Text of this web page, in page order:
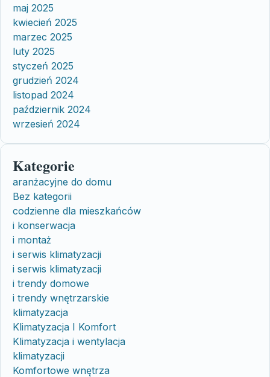
maj 2025
kwiecień 2025
marzec 2025
luty 2025
styczeń 2025
grudzień 2024
listopad 2024
październik 2024
wrzesień 2024
Kategorie
aranżacyjne do domu
Bez kategorii
codzienne dla mieszkańców
i konserwacja
i montaż
i serwis klimatyzacji
i serwis klimatyzacji
i trendy domowe
i trendy wnętrzarskie
klimatyzacja
Klimatyzacja I Komfort
Klimatyzacja i wentylacja
klimatyzacji
Komfortowe wnętrza